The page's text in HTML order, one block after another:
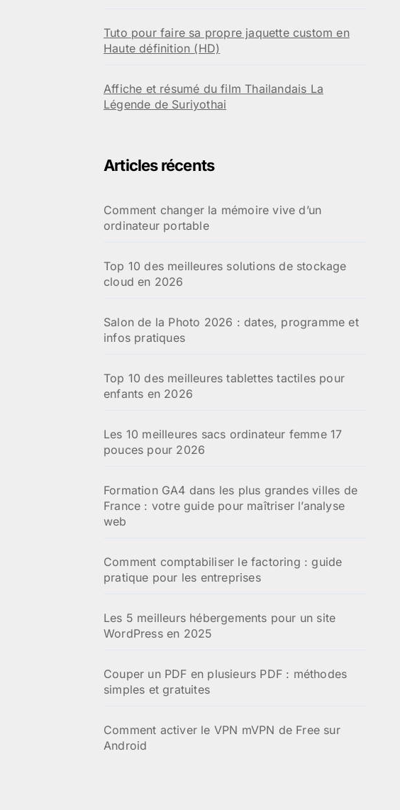
Tuto pour faire sa propre jaquette custom en
Haute définition (HD)
Affiche et résumé du film Thailandais La
Légende de Suriyothai
Articles récents
Comment changer la mémoire vive d’un
ordinateur portable
Top 10 des meilleures solutions de stockage
cloud en 2026
Salon de la Photo 2026 : dates, programme et
infos pratiques
Top 10 des meilleures tablettes tactiles pour
enfants en 2026
Les 10 meilleures sacs ordinateur femme 17
pouces pour 2026
Formation GA4 dans les plus grandes villes de
France : votre guide pour maîtriser l’analyse
web
Comment comptabiliser le factoring : guide
pratique pour les entreprises
Les 5 meilleurs hébergements pour un site
WordPress en 2025
Couper un PDF en plusieurs PDF : méthodes
simples et gratuites
Comment activer le VPN mVPN de Free sur
Android